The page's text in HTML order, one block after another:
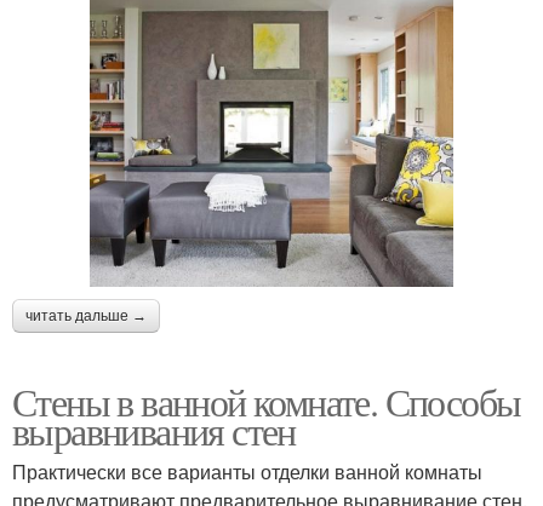
читать дальше →
Стены в ванной комнате. Способы
выравнивания стен
Практически все варианты отделки ванной комнаты